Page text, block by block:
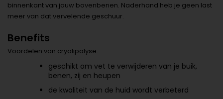
binnenkant van jouw bovenbenen. Naderhand heb je geen last
meer van dat vervelende geschuur.
Benefits
Voordelen van cryolipolyse:
geschikt om vet te verwijderen van je buik,
benen, zij en heupen
de kwaliteit van de huid wordt verbeterd